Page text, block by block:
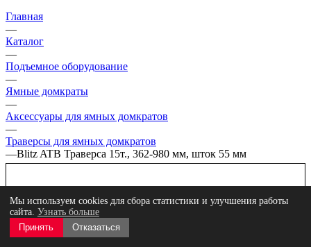
Главная
—
Каталог
—
Подъемное оборудование
—
Ямные домкраты
—
Аксессуары для ямных домкратов
—
Траверсы для ямных домкратов
—Blitz ATB Траверса 15т., 362-980 мм, шток 55 мм
Мы используем cookies для сбора статистики и улучшения работы
сайта. Узнать больше
Принять
Отказаться